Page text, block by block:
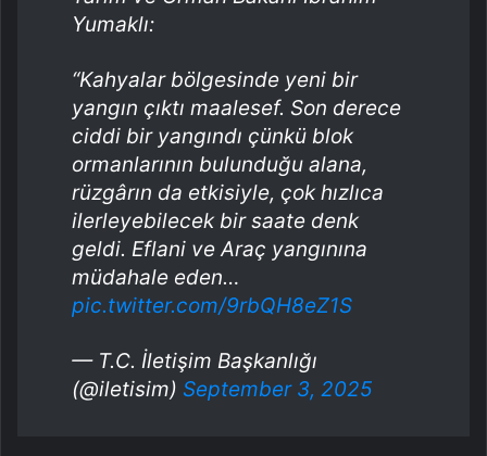
Yumaklı:
“Kahyalar bölgesinde yeni bir
yangın çıktı maalesef. Son derece
ciddi bir yangındı çünkü blok
ormanlarının bulunduğu alana,
rüzgârın da etkisiyle, çok hızlıca
ilerleyebilecek bir saate denk
geldi. Eflani ve Araç yangınına
müdahale eden…
pic.twitter.com/9rbQH8eZ1S
— T.C. İletişim Başkanlığı
(@iletisim) September 3, 2025